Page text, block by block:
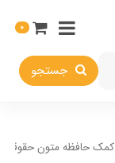
جستجو
0
کمک حافظه متون حقوقی